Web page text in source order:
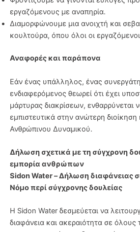
εργαζόμενους με αναπηρία.
Διαμορφώνουμε μια ανοιχτή και
κουλτούρα, όπου όλοι οι
Αναφορές και παράπονα
Εάν ένας υπάλληλος, ένας
ενδιαφερόμενος θεωρεί ότι έχει
μάρτυρας διακρίσεων, ενθαρρύνεται
εμπιστευτικά στην ανώτερη
Ανθρώπινου Δυναμικού.
Δήλωση σχετικά με τη σύγχρονη
εμπορία ανθρώπων
Sidon Water – Δήλωση διαφάνειας
Νόμο περί σύγχρονης δουλείας
Η Sidon Water δεσμεύεται να
διαφάνεια και ακεραιότητα σε όλους